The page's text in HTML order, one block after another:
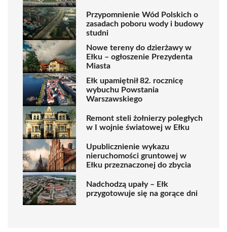
Przypomnienie Wód Polskich o
zasadach poboru wody i budowy
studni
Nowe tereny do dzierżawy w
Ełku – ogłoszenie Prezydenta
Miasta
Ełk upamiętnił 82. rocznicę
wybuchu Powstania
Warszawskiego
Remont steli żołnierzy poległych
w I wojnie światowej w Ełku
Upublicznienie wykazu
nieruchomości gruntowej w
Ełku przeznaczonej do zbycia
Nadchodzą upały – Ełk
przygotowuje się na gorące dni